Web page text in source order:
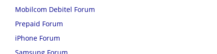
Mobilcom Debitel Forum
Prepaid Forum
iPhone Forum